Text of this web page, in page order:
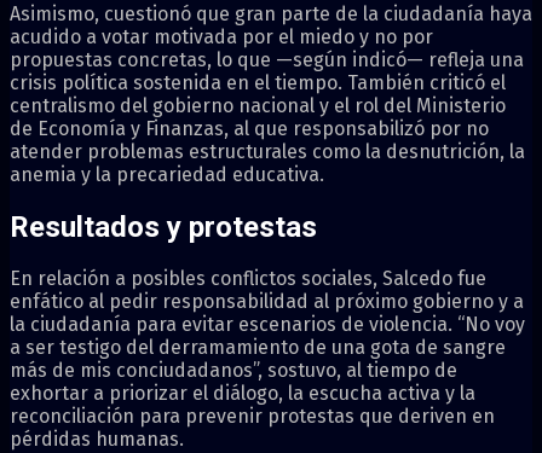
Asimismo, cuestionó que gran parte de la ciudadanía haya
acudido a votar motivada por el miedo y no por
propuestas concretas, lo que —según indicó— refleja una
crisis política sostenida en el tiempo. También criticó el
centralismo del gobierno nacional y el rol del Ministerio
de Economía y Finanzas, al que responsabilizó por no
atender problemas estructurales como la desnutrición, la
anemia y la precariedad educativa.
Resultados y protestas
En relación a posibles conflictos sociales, Salcedo fue
enfático al pedir responsabilidad al próximo gobierno y a
la ciudadanía para evitar escenarios de violencia. “No voy
a ser testigo del derramamiento de una gota de sangre
más de mis conciudadanos”, sostuvo, al tiempo de
exhortar a priorizar el diálogo, la escucha activa y la
reconciliación para prevenir protestas que deriven en
pérdidas humanas.